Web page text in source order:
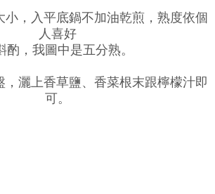
小，入平底鍋不加油乾煎，熟度依個
人喜好
酌，我圖中是五分熟。
，灑上香草鹽、香菜根末跟檸檬汁即
可。